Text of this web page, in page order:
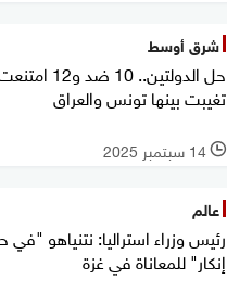
شرق أوسط
تغيبت بينها تونس والعراق
l 14 سبتمبر 2025
عالم
رئيس وزراء استراليا: نتنياهو "في
إنكار" للمعاناة في غزة